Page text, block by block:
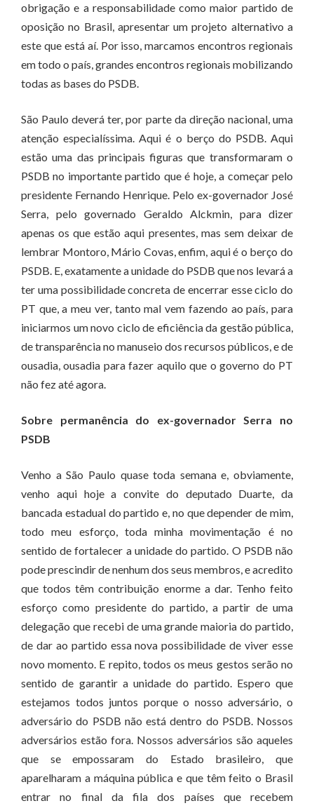
obrigação e a responsabilidade como maior partido de
oposição no Brasil, apresentar um projeto alternativo a
este que está aí. Por isso, marcamos encontros regionais
em todo o país, grandes encontros regionais mobilizando
todas as bases do PSDB.
São Paulo deverá ter, por parte da direção nacional, uma
atenção especialíssima. Aqui é o berço do PSDB. Aqui
estão uma das principais figuras que transformaram o
PSDB no importante partido que é hoje, a começar pelo
presidente Fernando Henrique. Pelo ex-governador José
Serra, pelo governado Geraldo Alckmin, para dizer
apenas os que estão aqui presentes, mas sem deixar de
lembrar Montoro, Mário Covas, enfim, aqui é o berço do
PSDB. E, exatamente a unidade do PSDB que nos levará a
ter uma possibilidade concreta de encerrar esse ciclo do
PT que, a meu ver, tanto mal vem fazendo ao país, para
iniciarmos um novo ciclo de eficiência da gestão pública,
de transparência no manuseio dos recursos públicos, e de
ousadia, ousadia para fazer aquilo que o governo do PT
não fez até agora.
Sobre permanência do ex-governador Serra no
PSDB
Venho a São Paulo quase toda semana e, obviamente,
venho aqui hoje a convite do deputado Duarte, da
bancada estadual do partido e, no que depender de mim,
todo meu esforço, toda minha movimentação é no
sentido de fortalecer a unidade do partido. O PSDB não
pode prescindir de nenhum dos seus membros, e acredito
que todos têm contribuição enorme a dar. Tenho feito
esforço como presidente do partido, a partir de uma
delegação que recebi de uma grande maioria do partido,
de dar ao partido essa nova possibilidade de viver esse
novo momento. E repito, todos os meus gestos serão no
sentido de garantir a unidade do partido. Espero que
estejamos todos juntos porque o nosso adversário, o
adversário do PSDB não está dentro do PSDB. Nossos
adversários estão fora. Nossos adversários são aqueles
que se empossaram do Estado brasileiro, que
aparelharam a máquina pública e que têm feito o Brasil
entrar no final da fila dos países que recebem